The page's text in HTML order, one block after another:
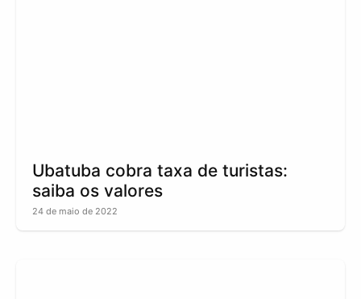
Ubatuba cobra taxa de turistas:
saiba os valores
24 de maio de 2022